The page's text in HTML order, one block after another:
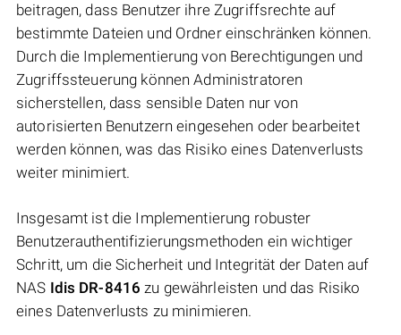
beitragen, dass Benutzer ihre Zugriffsrechte auf
bestimmte Dateien und Ordner einschränken können.
Durch die Implementierung von Berechtigungen und
Zugriffssteuerung können Administratoren
sicherstellen, dass sensible Daten nur von
autorisierten Benutzern eingesehen oder bearbeitet
werden können, was das Risiko eines Datenverlusts
weiter minimiert.
Insgesamt ist die Implementierung robuster
Benutzerauthentifizierungsmethoden ein wichtiger
Schritt, um die Sicherheit und Integrität der Daten auf
NAS Idis DR-8416 zu gewährleisten und das Risiko
eines Datenverlusts zu minimieren.